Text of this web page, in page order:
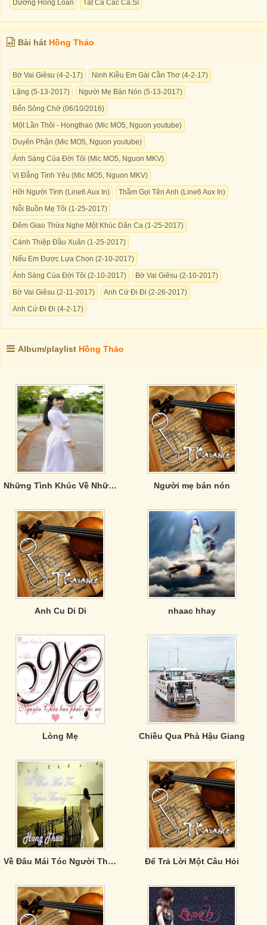
Dương Hồng Loan
Tất Cả Các Ca Sĩ
Bài hát Hồng Thảo
Bờ Vai Giêsu (4-2-17)
Ninh Kiều Em Gái Cần Thơ (4-2-17)
Lặng (5-13-2017)
Người Mẹ Bán Nón (5-13-2017)
Bến Sông Chờ (06/10/2016)
Một Lần Thôi - Hongthao (Mic MO5, Nguon youtube)
Duyên Phận (Mic MO5, Nguon youtube)
Ánh Sáng Của Đời Tôi (Mic MO5, Nguon MKV)
Vị Đắng Tình Yêu (Mic MO5, Nguon MKV)
Hỡi Người Tình (Line6 Aux In)
Thầm Gọi Tên Anh (Line6 Aux In)
Nỗi Buồn Mẹ Tôi (1-25-2017)
Đêm Giao Thừa Nghe Một Khúc Dân Ca (1-25-2017)
Cánh Thiệp Đầu Xuân (1-25-2017)
Nếu Em Được Lựa Chọn (2-10-2017)
Ánh Sáng Của Đời Tôi (2-10-2017)
Bờ Vai Giêsu (2-10-2017)
Bờ Vai Giêsu (2-11-2017)
Anh Cứ Đi Đi (2-26-2017)
Anh Cứ Đi Đi (4-2-17)
Album/playlist Hồng Thảo
Những Tình Khúc Về Những Chiếc Cầu Người mẹ bán nón
Anh Cu Di Di nhaac hhay
Lòng Mẹ Chiều Qua Phà Hậu Giang
Về Đâu Mái Tóc Người Thương Để Trả Lời Một Câu Hỏi